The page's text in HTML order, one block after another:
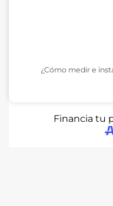
¿Cómo medir e
Financia tu